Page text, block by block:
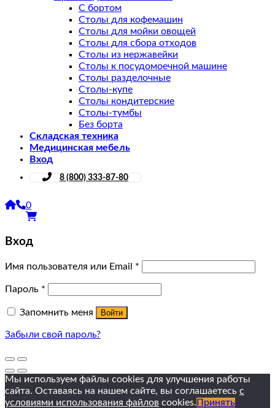
С бортом
Столы для кофемашин
Столы для мойки овощей
Столы для сбора отходов
Столы из нержавейки
Столы к посудомоечной машине
Столы разделочные
Столы-купе
Столы кондитерские
Столы-тумбы
Без борта
Складская техника
Медицинская мебель
Вход
8 (800) 333-87-80
0
Вход
Имя пользователя или Email *
Пароль *
Запомнить меня Войти
Забыли свой пароль?
Мы используем файлы cookies для улучшения работы
сайта. Оставаясь на нашем сайте, вы соглашаетесь с
условиями использования файлов cookies. Принять